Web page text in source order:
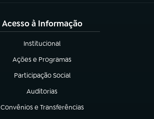
Acesso à Informação
Institucional
(abre em nova aba)
Ações e Programas
(abre em nova aba)
Participação Social
(abre em nova aba)
Auditorias
(abre em nova aba)
Convênios e Transferências
(abre em nova aba)